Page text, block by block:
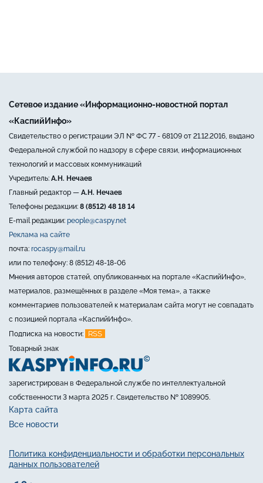
Сетевое издание «Информационно-новостной портал
«КаспийИнфо»
Свидетельство о регистрации ЭЛ № ФС 77 - 68109 от 21.12.2016, выдано
Федеральной службой по надзору в сфере связи, информационных
технологий и массовых коммуникаций
Учредитель: А.Н. Нечаев
Главный редактор — А.Н. Нечаев
Телефоны редакции: 8 (8512) 48 18 14
E-mail редакции: people@caspy.net
Реклама на сайте
почта: rocaspy@mail.ru
или по телефону: 8 (8512) 48-18-06
Мнения авторов статей, опубликованных на портале «КаспийИнфо»,
материалов, размещённых в разделе «Моя тема», а также
комментариев пользователей к материалам сайта могут не совпадать
с позицией портала «КаспийИнфо».
Подписка на новости:
RSS
Товарный знак
зарегистрирован в Федеральной службе по интеллектуальной
собственности 3 марта 2025 г. Свидетельство № 1089905.
Карта сайта
Все новости
Политика конфиденциальности и обработки персональных
данных пользователей